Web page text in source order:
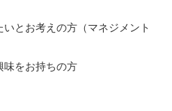
とお考えの方（マネジメント
味をお持ちの方